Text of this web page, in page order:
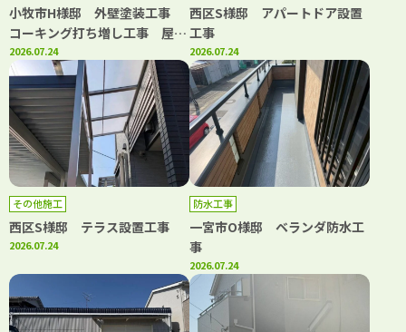
小牧市H様邸 外壁塗装工事
コーキング打ち増し工事 屋根
漆喰工事
2026.07.24
西区S様邸 アパートドア設置
工事
2026.07.24
その他施工
西区S様邸 テラス設置工事
2026.07.24
防水工事
一宮市O様邸 ベランダ防水工
事
2026.07.24